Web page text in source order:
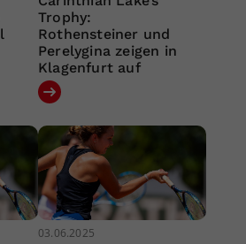
Trophy:
Rothensteiner und
Perelygina zeigen in
Klagenfurt auf
03.06.2025